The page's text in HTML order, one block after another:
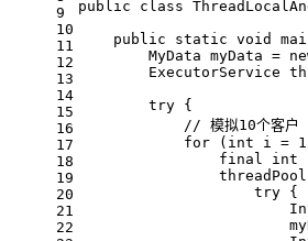
9
10
11
12
13
14
15
16
17
18
19
20
21
22
public
class
public
static void
        MyData myData =
ExecutorService
try {
// 模拟10个客户（
for ( int i = 1
final
int
try {